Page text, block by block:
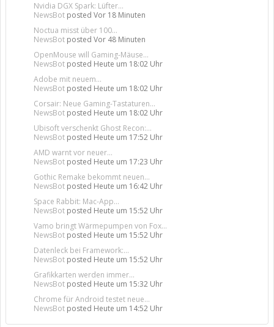
Nvidia DGX Spark: Lüfter...
NewsBot posted Vor 18 Minuten
Noctua misst über 100...
NewsBot posted Vor 48 Minuten
OpenMouse will Gaming-Mäuse...
NewsBot posted Heute um 18:02 Uhr
Adobe mit neuem...
NewsBot posted Heute um 18:02 Uhr
Corsair: Neue Gaming-Tastaturen...
NewsBot posted Heute um 18:02 Uhr
Ubisoft verschenkt Ghost Recon:...
NewsBot posted Heute um 17:52 Uhr
AMD warnt vor neuer...
NewsBot posted Heute um 17:23 Uhr
Gothic Remake bekommt neuen...
NewsBot posted Heute um 16:42 Uhr
Space Rabbit: Mac-App...
NewsBot posted Heute um 15:52 Uhr
Vamo bringt Wärmepumpen von Fox...
NewsBot posted Heute um 15:52 Uhr
Datenleck bei Framework:...
NewsBot posted Heute um 15:52 Uhr
Grafikkarten werden immer...
NewsBot posted Heute um 15:32 Uhr
Chrome für Android testet neue...
NewsBot posted Heute um 14:52 Uhr